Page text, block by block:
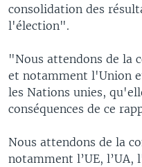
consolidation des
l'élection".
"Nous attendons de la
et notamment l'Union
les Nations unies,
conséquences de ce
Nous attendons de la
notamment l’UE, l’UA,